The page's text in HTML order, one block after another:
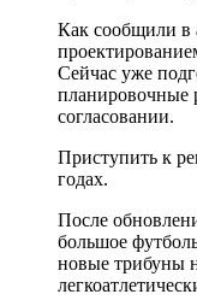
Как сообщили в
Сейчас уже
планировочные
согласовании.
Приступить к
годах.
После
большое
новые трибуны